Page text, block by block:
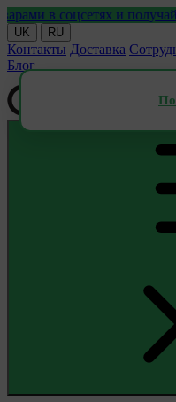
соцсетях и получайте
UK RU
Контакты Доставка
Блог